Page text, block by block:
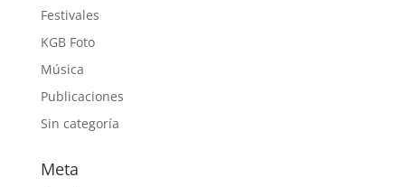
Festivales
KGB Foto
Música
Publicaciones
Sin categoría
Meta